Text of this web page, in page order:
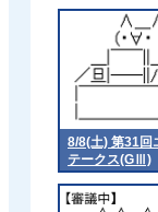
8/8(土) 第31回
テークス(GⅢ)